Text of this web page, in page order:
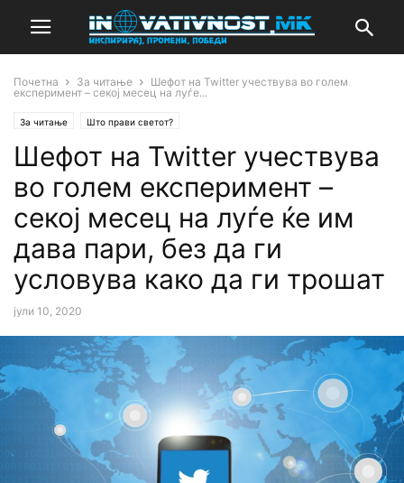
Почетна За читање
Шефот на Twitter учествува во голем
експеримент – секој месец на луѓе...
За читање Што прави светот?
Шефот на Twitter учествува
во голем експеримент –
секој месец на луѓе ќе им
дава пари, без да ги
условува како да ги трошат
јули 10, 2020